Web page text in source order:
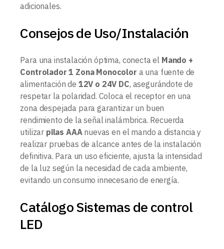
adicionales.
Consejos de Uso/Instalación
Para una instalación óptima, conecta el Mando +
Controlador 1 Zona Monocolor a una fuente de
alimentación de 12V o 24V DC, asegurándote de
respetar la polaridad. Coloca el receptor en una
zona despejada para garantizar un buen
rendimiento de la señal inalámbrica. Recuerda
utilizar pilas AAAnuevas en el mando a distancia y
realizar pruebas de alcance antes de la instalación
definitiva. Para un uso eficiente, ajusta la intensidad
de la luz según la necesidad de cada ambiente,
evitando un consumo innecesario de energía.
Catálogo Sistemas de control
LED